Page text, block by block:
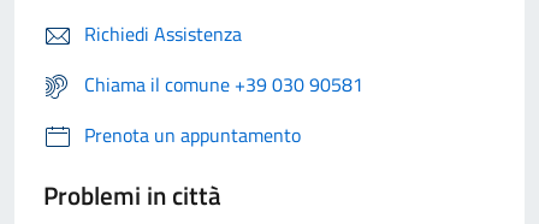
Richiedi Assistenza
Chiama il comune +39 030 90581
Prenota un appuntamento
Problemi in città